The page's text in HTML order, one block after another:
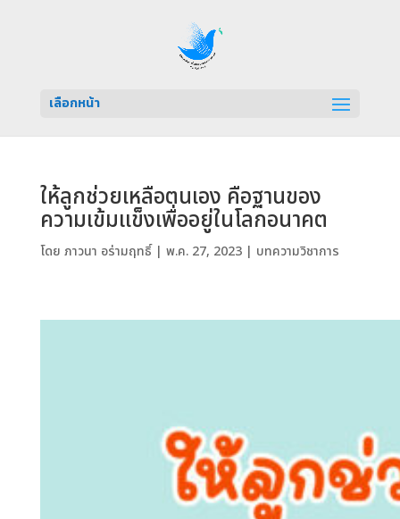
เลือกหน้า
ให้ลูกช่วยเหลือตนเอง คือฐานของ
ความเข้มแข็งเพื่ออยู่ในโลกอนาคต
โดย ภาวนา อร่ามฤทธิ์| พ.ค. 27, 2023| บทความวิชาการ